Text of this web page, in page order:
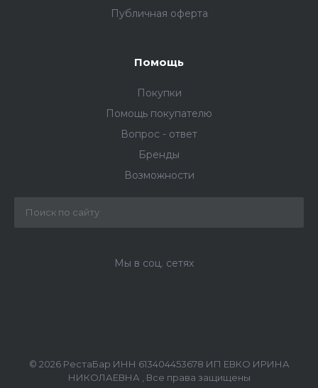
Публичная оферта
Помощь
Покупки
Помощь покупателю
Вопрос - ответ
Бренды
Возможности
Мы в соц. сетях
© 2026 РестаБар ИНН 613404453678 ИП ЕВКО ИРИНА
НИКОЛАЕВНА , Все права защищены